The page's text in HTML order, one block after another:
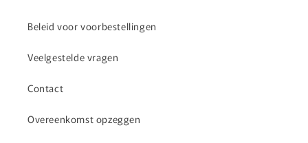
Beleid voor voorbestellingen
Veelgestelde vragen
Contact
Overeenkomst opzeggen